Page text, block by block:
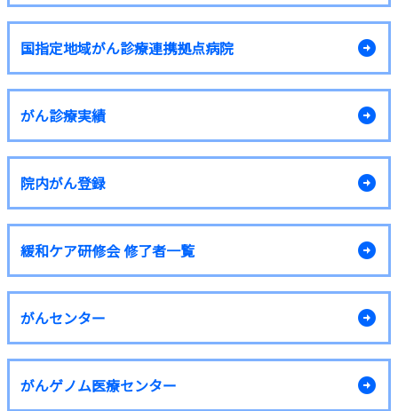
国指定地域がん診療連携拠点病院
がん診療実績
院内がん登録
緩和ケア研修会 修了者一覧
がんセンター
がんゲノム医療センター